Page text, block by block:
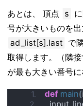
あとは、 頂点
s
号が大きいものを出
ad_list[s].last で
取得します。（隣
が最も大きい番号に
def main(